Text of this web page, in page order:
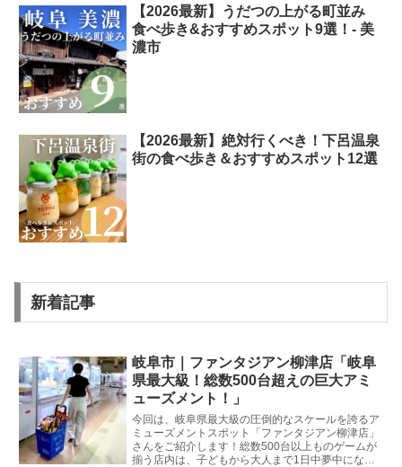
【2026最新】うだつの上がる町並み
食べ歩き&おすすめスポット9選！- 美
濃市
【2026最新】絶対行くべき！下呂温泉
街の食べ歩き＆おすすめスポット12選
新着記事
岐阜市｜ファンタジアン柳津店「岐阜
県最大級！総数500台超えの巨大アミ
ューズメント！」
今回は、岐阜県最大級の圧倒的なスケールを誇るア
ミューズメントスポット「ファンタジアン柳津店」
さんをご紹介します！総数500台以上ものゲームが
揃う店内は、子どもから大人まで1日中夢中になっ